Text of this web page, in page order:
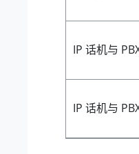
IP 话机与
IP 话机与